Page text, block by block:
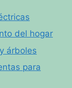
del hogar
árboles
para